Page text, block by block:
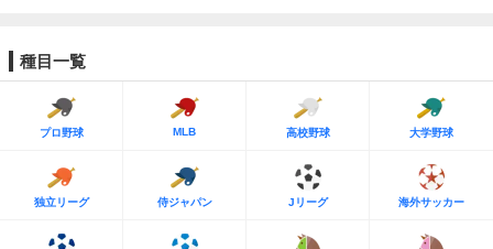
種目一覧
プロ野球 MLB 高校野球 大学野球
独立リーグ 侍ジャパン Jリーグ 海外サッカー